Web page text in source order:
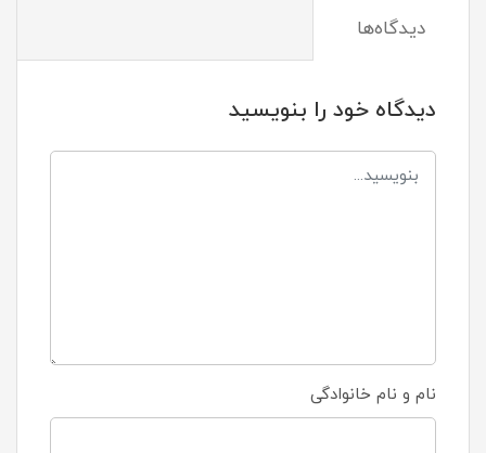
دیدگاه‌ها
دیدگاه خود را بنویسید
نام و نام خانوادگی